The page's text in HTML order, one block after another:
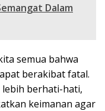
Dalam
semua bahwa
berakibat fatal.
lebih berhati-hati,
keimanan agar